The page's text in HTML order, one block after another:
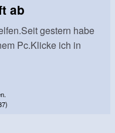
ab
gestern habe
Pc.Klicke ich in